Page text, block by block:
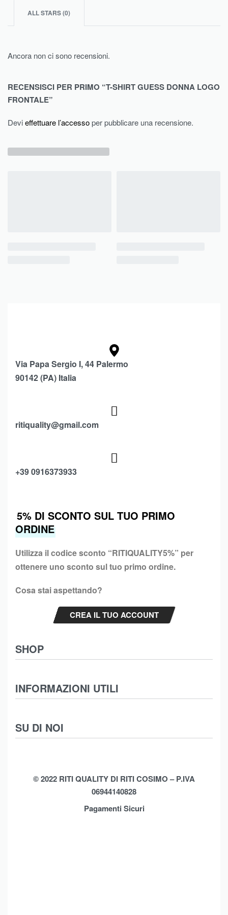
ALL STARS (0)
Ancora non ci sono recensioni.
RECENSISCI PER PRIMO “T-SHIRT GUESS DONNA LOGO
FRONTALE”
Devieffettuare l’accessoper pubblicare una recensione.
Via Papa Sergio I, 44 Palermo
90142 (PA) Italia
ritiquality@gmail.com
+39 0916373933
SHOP
Abbigliamento
Intimo
Moda Mare
SU DI NOI
Shop
INFORMAZIONI UTILI
Termini e Condizioni
Spedizioni
Privacy Policy
5% DI SCONTO SUL TUO PRIMO
ORDINE
Utilizza il codice sconto “RITIQUALITY5%” per
ottenere uno sconto sul tuo primo ordine.
Cosa stai aspettando?
CREA IL TUO ACCOUNT
© 2022 RITI QUALITY DI RITI COSIMO – P.IVA
06944140828
Pagamenti Sicuri